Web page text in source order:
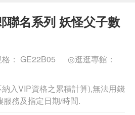
聯名系列 妖怪父子數
： GE22B05
◎逛逛專館：
入VIP資格之累積計算),無法用錢
務及指定日期/時間.